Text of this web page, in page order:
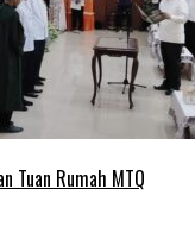
Tuan Rumah MTQ